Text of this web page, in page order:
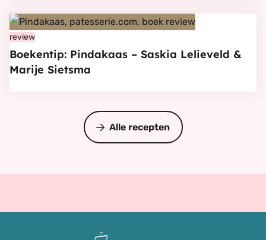
vakantie
en
ik
neem
mee…
Bekijk
Boekentip:
Pindakaas
–
review
Boekentip: Pindakaas – Saskia Lelieveld &
Marije Sietsma
Alle recepten